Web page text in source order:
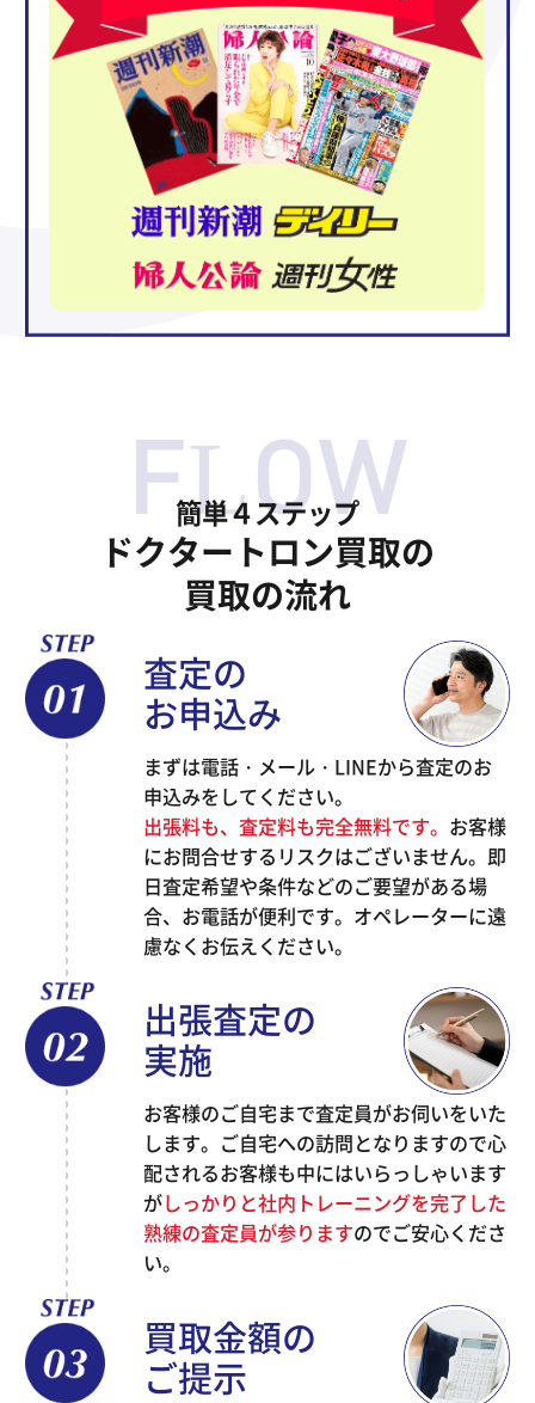
簡単４ステップ
ドクタートロン買取の
買取の流れ
査定の
お申込み
まずは電話・メール・LINEから査定のお
申込みをしてください。
出張料も、査定料も完全無料です。 お客様
にお問合せするリスクはございません。即
日査定希望や条件などのご要望がある場
合、お電話が便利です。オペレーターに遠
慮なくお伝えください。
出張査定の
実施
お客様のご自宅まで査定員がお伺いをいた
します。ご自宅への訪問となりますので心
配されるお客様も中にはいらっしゃいます
がしっかりと社内トレーニングを完了した
熟練の査定員が参りますのでご安心くださ
い。
買取金額の
ご提示